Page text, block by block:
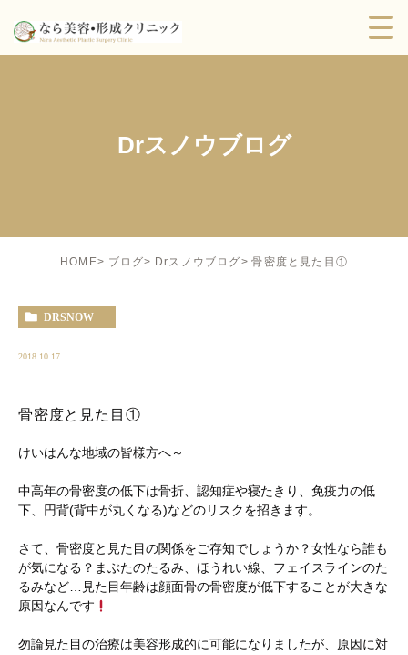
Drスノウブログ
HOME ブログ Drスノウブログ 骨密度と見た目①
DRSNOW
2018.10.17
骨密度と見た目①
けいはんな地域の皆様方へ～
中高年の骨密度の低下は骨折、認知症や寝たきり、免疫力の低
下、円背(背中が丸くなる)などのリスクを招きます。
さて、骨密度と見た目の関係をご存知でしょうか？女性なら誰も
が気になる？まぶたのたるみ、ほうれい線、フェイスラインのた
るみなど…見た目年齢は顔面骨の骨密度が低下することが大きな
原因なんです
勿論見た目の治療は美容形成的に可能になりましたが、原因に対